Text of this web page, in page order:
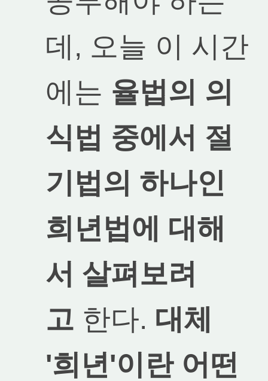
데, 오늘 이 시간
에는 율법의 의
식법 중에서 절
기법의 하나인
희년법에 대해
서 살펴보려
고 한다. 대체
'희년'이란 어떤